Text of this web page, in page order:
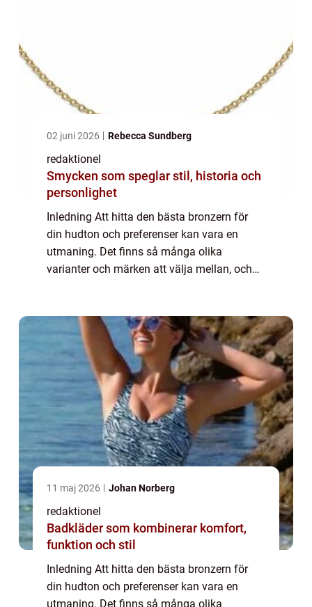
02 juni 2026 Rebecca Sundberg
redaktionel
Smycken som speglar stil, historia och
personlighet
Inledning Att hitta den bästa bronzern för
din hudton och preferenser kan vara en
utmaning. Det finns så många olika
varianter och märken att välja mellan, och
kommer vi a...
11 maj 2026 Johan Norberg
redaktionel
Badkläder som kombinerar komfort,
funktion och stil
Inledning Att hitta den bästa bronzern för
din hudton och preferenser kan vara en
utmaning. Det finns så många olika